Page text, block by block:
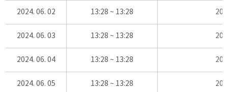
2024. 06. 02 13:28 ~ 13:28
2024. 06. 03 13:28 ~ 13:28
2024. 06. 04 13:28 ~ 13:28
2024. 06. 05 13:28 ~ 13:28